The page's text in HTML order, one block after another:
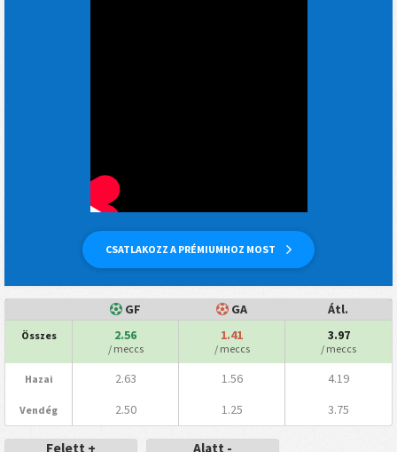
CSATLAKOZZ A PRÉMIUMHOZ MOST
GF GA Átl.
Összes 2.56
/ meccs
1.41
/ meccs
3.97
/ meccs
Hazai 2.63 1.56 4.19
Vendég 2.50 1.25 3.75
Felett + Alatt -